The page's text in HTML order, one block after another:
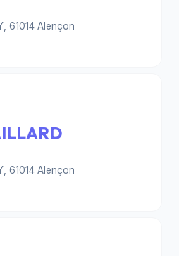
61014 Alençon
61014 Alençon